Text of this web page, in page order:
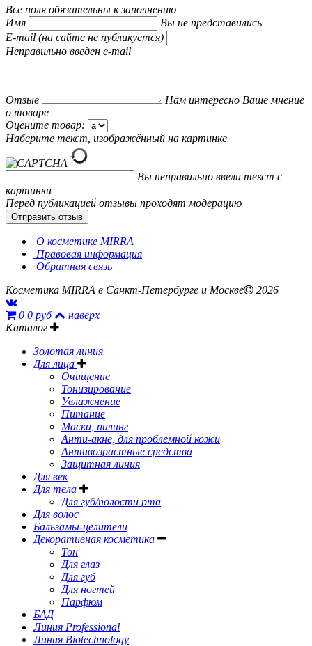
Все поля обязательны к заполнению
Имя
Вы не представились
E-mail (на сайте не публикуется)
Неправильно введен e-mail
Отзыв
Нам интересно Ваше мнение
о товаре
Оцените товар:
Наберите текст, изображённый на картинке
Вы неправильно ввели текст с
картинки
Перед публикацией отзывы проходят модерацию
О косметике MIRRA
Правовая информация
Обратная связь
Косметика MIRRA в Санкт-Петербурге и Москве
2026
0 0 руб
наверх
Каталог
Золотая линия
Для лица
Очищение
Тонизирование
Увлажнение
Питание
Маски, пилинг
Анти-акне, для проблемной кожи
Антивозрастные средства
Защитная линия
Для век
Для тела
Для губ/полости рта
Для волос
Бальзамы-целители
Декоративная косметика
Тон
Для глаз
Для губ
Для ногтей
Парфюм
БАД
Линия Professional
Линия Biotechnology